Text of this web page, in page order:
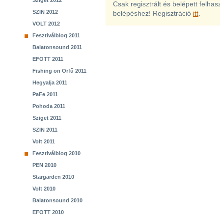
SZIN 2012
VOLT 2012
Fesztiválblog 2011
Balatonsound 2011
EFOTT 2011
Fishing on Orfű 2011
Hegyalja 2011
PaFe 2011
Pohoda 2011
Sziget 2011
SZIN 2011
Volt 2011
Fesztiválblog 2010
PEN 2010
Stargarden 2010
Volt 2010
Balatonsound 2010
EFOTT 2010
Csak regisztrált és belépett
belépéshez! Regisztráció itt